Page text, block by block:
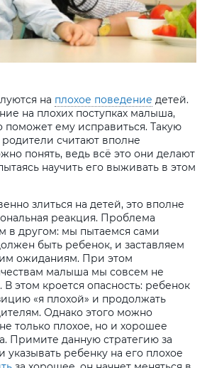
на плохое поведение детей.
на плохих поступках малыша,
поможет ему исправиться. Такую
считают вполне
понять, ведь всё это они делают
научить его выживать в этом
злиться на детей, это вполне
реакция. Проблема
в другом: мы пытаемся сами
быть ребенок, и заставляем
ожиданиям. При этом
малыша мы совсем не
этом кроется опасность: ребенок
«я плохой» и продолжать
Однако этого можно
только плохое, но и хорошее
Примите данную стратегию за
указывать ребенку на его плохое